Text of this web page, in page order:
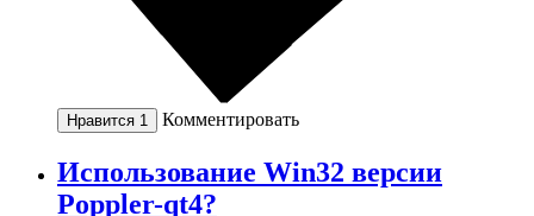
Нравится 1 Комментировать
Использование Win32 версии
Poppler-qt4?